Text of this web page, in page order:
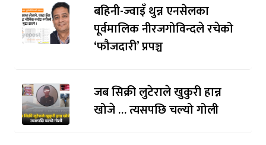
बहिनी-ज्वाइँ थुन्न एनसेलका
पूर्वमालिक नीरजगोविन्दले रचेको
‘फौजदारी’ प्रपञ्च
जब सिक्री लुटेराले खुकुरी हान्न
खोजे … त्यसपछि चल्यो गोली